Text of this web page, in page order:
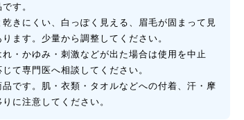
す。
きにくい、白っぽく見える、眉毛が固まって見
ます。少量から調整してください。
れ・かゆみ・刺激などが出た場合は使用を中止
て専門医へ相談してください。
です。肌・衣類・タオルなどへの付着、汗・摩
に注意してください。